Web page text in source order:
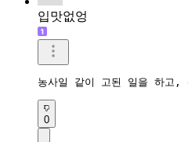
입맛없엉
농사일 같이 고된 일을 하고,
0